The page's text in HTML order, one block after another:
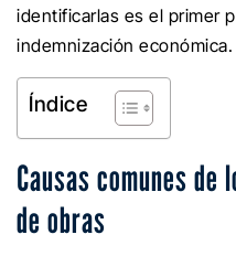
identificarlas es el primer
indemnización económica.
Índice
Causas comunes de
de obras